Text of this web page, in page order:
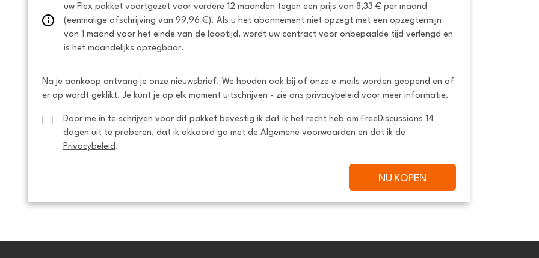
uw Flex pakket voortgezet voor verdere 12 maanden tegen een prijs van 8,33 € per maand
(eenmalige afschrijving van 99,96 €). Als u het abonnement niet opzegt met een opzegtermijn
van 1 maand voor het einde van de looptijd, wordt uw contract voor onbepaalde tijd verlengd en
is het maandelijks opzegbaar.
Na je aankoop ontvang je onze nieuwsbrief. We houden ook bij of onze e-mails worden geopend en of
er op wordt geklikt. Je kunt je op elk moment uitschrijven - zie ons privacybeleid voor meer informatie.
Door me in te schrijven voor dit pakket bevestig ik dat ik het recht heb om FreeDiscussions 14
dagen uit te proberen, dat ik akkoord ga met de Algemene voorwaarden en dat ik de
Privacybeleid .
NU KOPEN